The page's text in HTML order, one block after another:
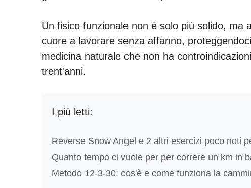
Un fisico funzionale non è solo più solido, ma
cuore a lavorare senza affanno,
medicina naturale che non ha
trent'anni.
I più letti:
Reverse Snow Angel e 2 altri esercizi poco noti
Quanto tempo ci vuole per per correre un km in
Metodo 12-3-30: cos'è e come funziona la